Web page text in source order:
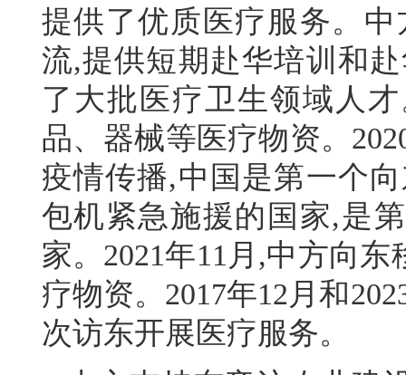
提供了优质医疗服务。
流,提供短期赴华培训和
了大批医疗卫生领域人
品、器械等医疗物资。
疫情传播,中国是第一个
包机紧急施援的国家,是
家。2021年11月,中方向
疗物资。2017年12月和
次访东开展医疗服务。